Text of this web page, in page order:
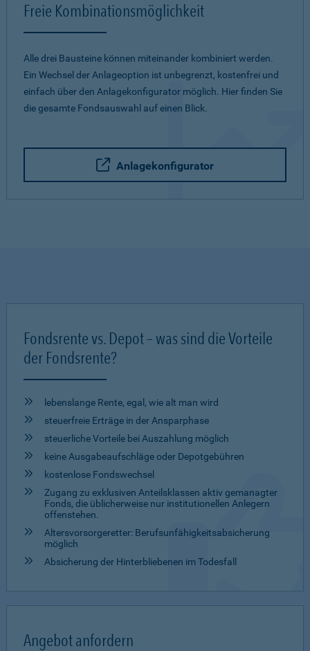
Freie Kombinationsmöglichkeit
Alle drei Bausteine können miteinander kombiniert werden.
Ein Wechsel der Anlageoption ist unbegrenzt, kostenfrei und
einfach über den Anlagekonfigurator möglich. Hier finden Sie
die gesamte Fondsauswahl auf einen Blick.
Anlagekonfigurator
Fondsrente vs. Depot – was sind die Vorteile
der Fondsrente?
lebenslange Rente, egal, wie alt man wird
steuerfreie Erträge in der Ansparphase
steuerliche Vorteile bei Auszahlung möglich
keine Ausgabeaufschläge oder Depotgebühren
kostenlose Fondswechsel
Zugang zu exklusiven Anteilsklassen aktiv gemanagter
Fonds, die üblicherweise nur institutionellen Anlegern
offenstehen.
Altersvorsorgeretter: Berufsunfähigkeitsabsicherung
möglich
Absicherung der Hinterbliebenen im Todesfall
Angebot anfordern